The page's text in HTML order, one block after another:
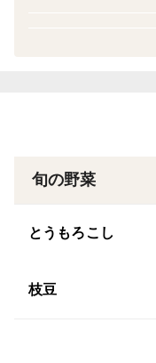
当農園のハーブは、
まだ幼い自分の子供
旬の野菜
とうもろこし
枝豆